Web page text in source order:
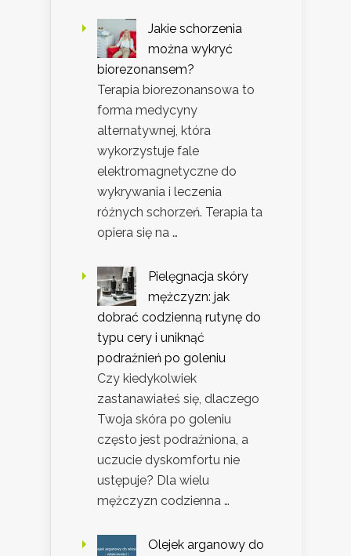
Jakie schorzenia
można wykryć
biorezonansem?
Terapia biorezonansowa to
forma medycyny
alternatywnej, która
wykorzystuje fale
elektromagnetyczne do
wykrywania i leczenia
różnych schorzeń. Terapia ta
opiera się na …
Pielęgnacja skóry
mężczyzn: jak
dobrać codzienną rutynę do
typu cery i uniknąć
podrażnień po goleniu
Czy kiedykolwiek
zastanawiałeś się, dlaczego
Twoja skóra po goleniu
często jest podrażniona, a
uczucie dyskomfortu nie
ustępuje? Dla wielu
mężczyzn codzienna …
Olejek arganowy do